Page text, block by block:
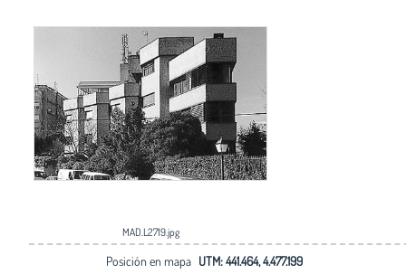
MAD.L2719.jpg
Posición en mapa UTM: 441.464, 4.477.199